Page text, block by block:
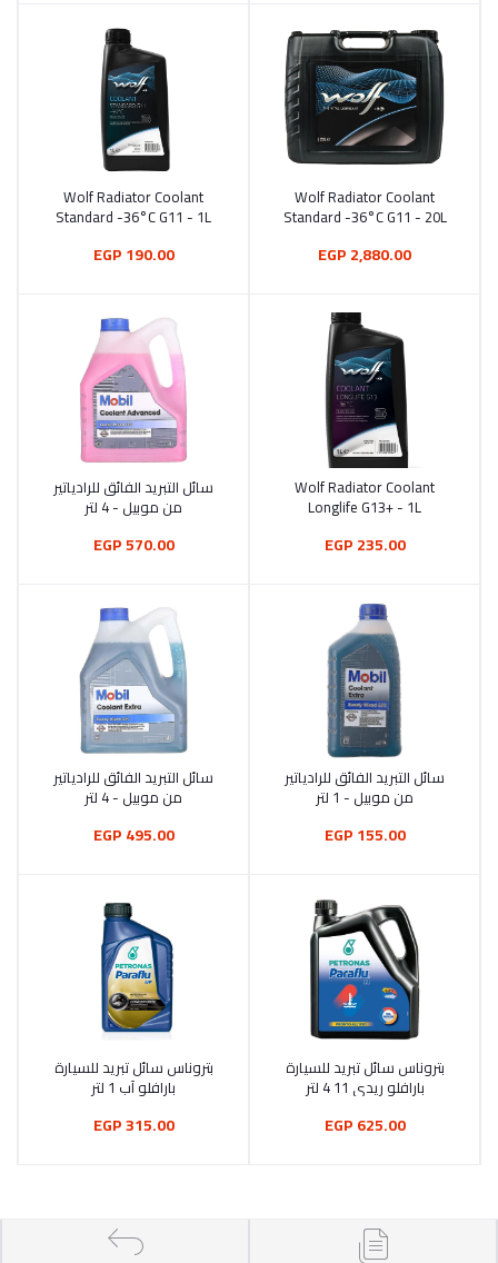
أضف إلى السلة
Wolf Radiator Coolant
Standard -36°C G11 - 20L
2,880.00 EGP
أضف إلى السلة
Wolf Radiator Coolant
Standard -36°C G11 - 1L
190.00 EGP
أضف إلى السلة
Wolf Radiator Coolant
Longlife G13+ - 1L
235.00 EGP
أضف إلى السلة
سائل التبريد الفائق للرادياتير
من موبيل - 4 لتر
570.00 EGP
أضف إلى السلة
سائل التبريد الفائق للرادياتير
من موبيل - 1 لتر
155.00 EGP
أضف إلى السلة
سائل التبريد الفائق للرادياتير
من موبيل - 4 لتر
495.00 EGP
أضف إلى السلة
بتروناس سائل تبريد للسيارة
بارافلو ريدي 11 4 لتر
625.00 EGP
أضف إلى السلة
بتروناس سائل تبريد للسيارة
بارافلو اَب 1 لتر
315.00 EGP